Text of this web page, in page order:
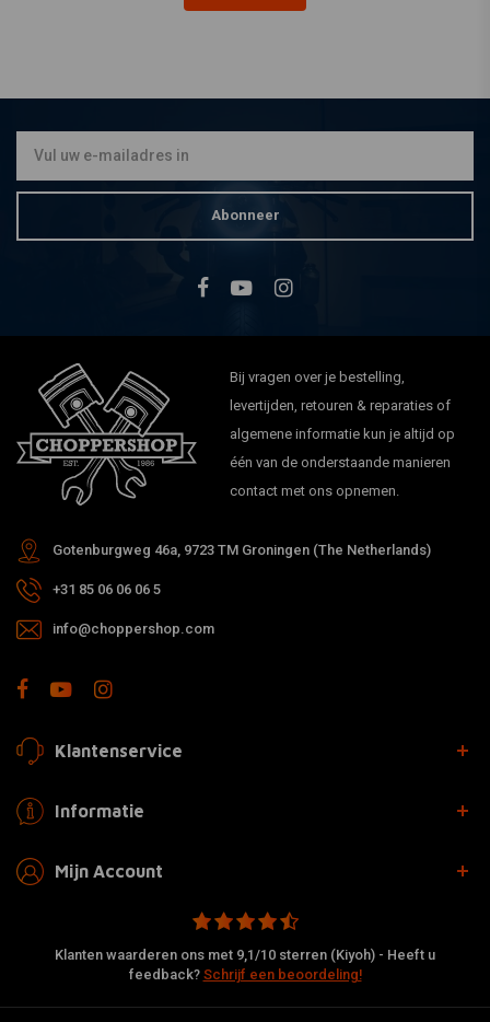
Ring Halo Bottom Mount
€102,70
Abonneer
Bij vragen over je bestelling,
levertijden, retouren & reparaties of
algemene informatie kun je altijd op
één van de onderstaande manieren
contact met ons opnemen.
Gotenburgweg 46a, 9723 TM Groningen (The Netherlands)
+31 85 06 06 06 5
info@choppershop.com
Klantenservice
Informatie
Mijn Account
Klanten waarderen ons met 9,1/10 sterren (Kiyoh) - Heeft u
feedback? Schrijf een beoordeling!